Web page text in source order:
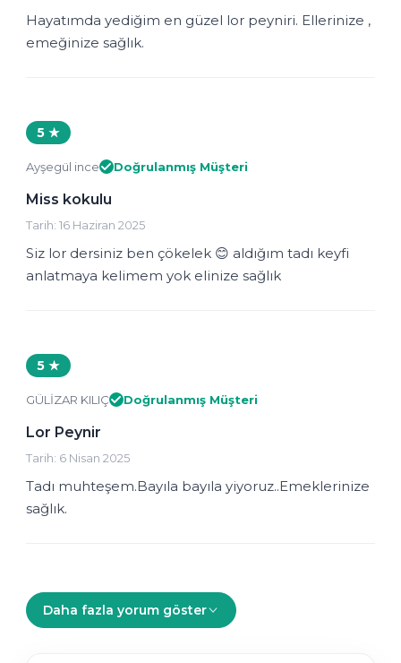
Hayatımda yediğim en güzel lor peyniri. Ellerinize ,
emeğinize sağlık.
5 ★
Ayşegül ince Doğrulanmış Müşteri
Miss kokulu
Tarih: 16 Haziran 2025
Siz lor dersiniz ben çökelek 😊 aldığım tadı keyfi
anlatmaya kelimem yok elinize sağlık
5 ★
GÜLİZAR KILIÇ Doğrulanmış Müşteri
Lor Peynir
Tarih: 6 Nisan 2025
Tadı muhteşem.Bayıla bayıla yiyoruz..Emeklerinize
sağlık.
Daha fazla yorum göster